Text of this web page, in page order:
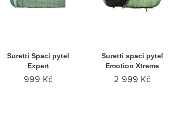
Suretti Spací pytel
Expert
999 Kč
Suretti spací pytel
Emotion Xtreme
2 999 Kč